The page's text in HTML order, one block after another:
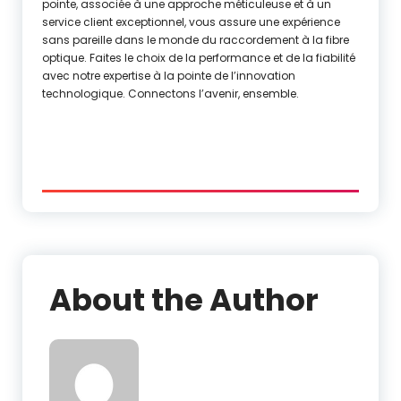
pointe, associée à une approche méticuleuse et à un
service client exceptionnel, vous assure une expérience
sans pareille dans le monde du raccordement à la fibre
optique. Faites le choix de la performance et de la fiabilité
avec notre expertise à la pointe de l’innovation
technologique. Connectons l’avenir, ensemble.
About the Author